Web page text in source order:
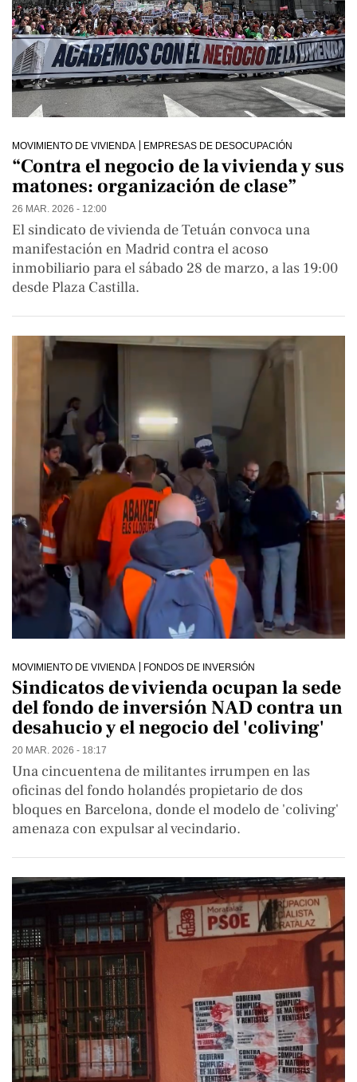
MOVIMIENTO DE VIVIENDA EMPRESAS DE DESOCUPACIÓN
“Contra el negocio de la vivienda y sus
matones: organización de clase”
26 MAR. 2026 - 12:00
El sindicato de vivienda de Tetuán convoca una
manifestación en Madrid contra el acoso
inmobiliario para el sábado 28 de marzo, a las 19:00
desde Plaza Castilla.
MOVIMIENTO DE VIVIENDA FONDOS DE INVERSIÓN
Sindicatos de vivienda ocupan la sede
del fondo de inversión NAD contra un
desahucio y el negocio del 'coliving'
20 MAR. 2026 - 18:17
Una cincuentena de militantes irrumpen en las
oficinas del fondo holandés propietario de dos
bloques en Barcelona, donde el modelo de 'coliving'
amenaza con expulsar al vecindario.